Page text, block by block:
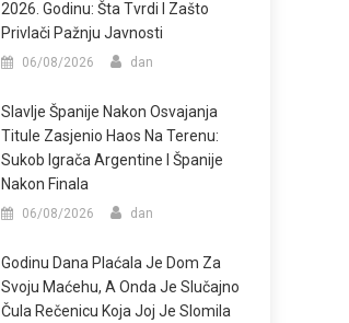
2026. Godinu: Šta Tvrdi I Zašto
Privlači Pažnju Javnosti
06/08/2026 dan
Slavlje Španije Nakon Osvajanja
Titule Zasjenio Haos Na Terenu:
Sukob Igrača Argentine I Španije
Nakon Finala
06/08/2026 dan
Godinu Dana Plaćala Je Dom Za
Svoju Maćehu, A Onda Je Slučajno
Čula Rečenicu Koja Joj Je Slomila